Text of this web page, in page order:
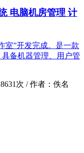
电脑机房管理 计
室”开发完成。是一款
备机器管理、用户管
8631次 /作者： 佚名